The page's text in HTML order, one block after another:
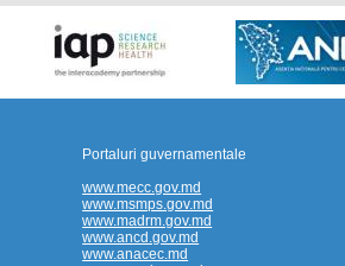
Portaluri guvernamentale
www.mecc.gov.md
www.msmps.gov.md
www.madrm.gov.md
www.ancd.gov.md
www.anacec.md